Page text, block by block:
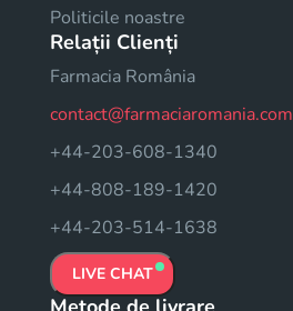
Politicile noastre
Relații Clienți
Farmacia România
contact@farmaciaromania.com
+44-203-608-1340
+44-808-189-1420
+44-203-514-1638
LIVE CHAT